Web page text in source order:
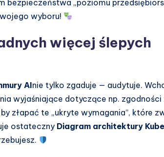
bezpieczeństwa „poziomu
wyboru!
więcej ślepych
AInie tylko zgaduje — audytuje.
wyjaśniające dotyczące np. zgodności
złapać te „ukryte wymagania”, które
ostateczny Diagram architektury